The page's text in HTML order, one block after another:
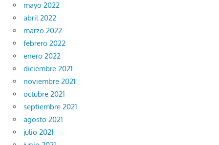
mayo 2022
abril 2022
marzo 2022
febrero 2022
enero 2022
diciembre 2021
noviembre 2021
octubre 2021
septiembre 2021
agosto 2021
julio 2021